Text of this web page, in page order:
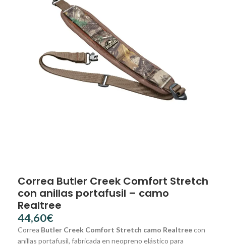
Correa Butler Creek Comfort Stretch
con anillas portafusil – camo
Realtree
€
Correa Butler Creek Comfort Stretch camo Realtreecon
anillas portafusil, fabricada en neopreno elástico para